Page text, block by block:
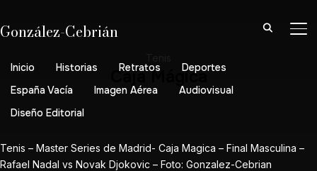
González-Cebrián
Inicio Historias Retratos
Deportes
España Vacía
Imagen Aérea
Audiovisual
Diseño Editorial
Caja Mágica
Tenis – Master Series de Madrid- Caja Magica – Final Masculina –
Rafael Nadal vs Novak Djokovic – Foto: Gonzalez-Cebrian